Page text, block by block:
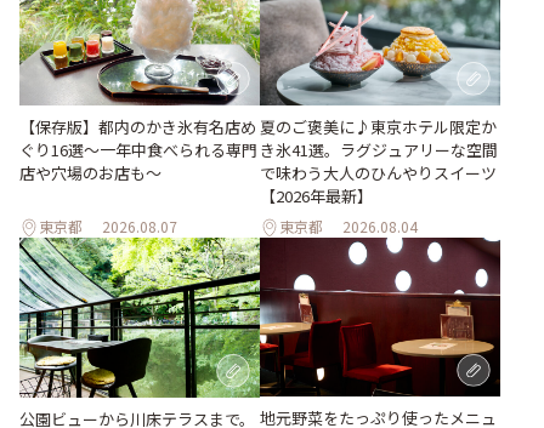
【保存版】都内のかき氷有名店め
ぐり16選～一年中食べられる専門
店や穴場のお店も～
東京都 2026.08.07
夏のご褒美に♪東京ホテル限定か
き氷41選。ラグジュアリーな空間
で味わう大人のひんやりスイーツ
【2026年最新】
東京都 2026.08.04
公園ビューから川床テラスまで。
地元野菜をたっぷり使ったメニュ